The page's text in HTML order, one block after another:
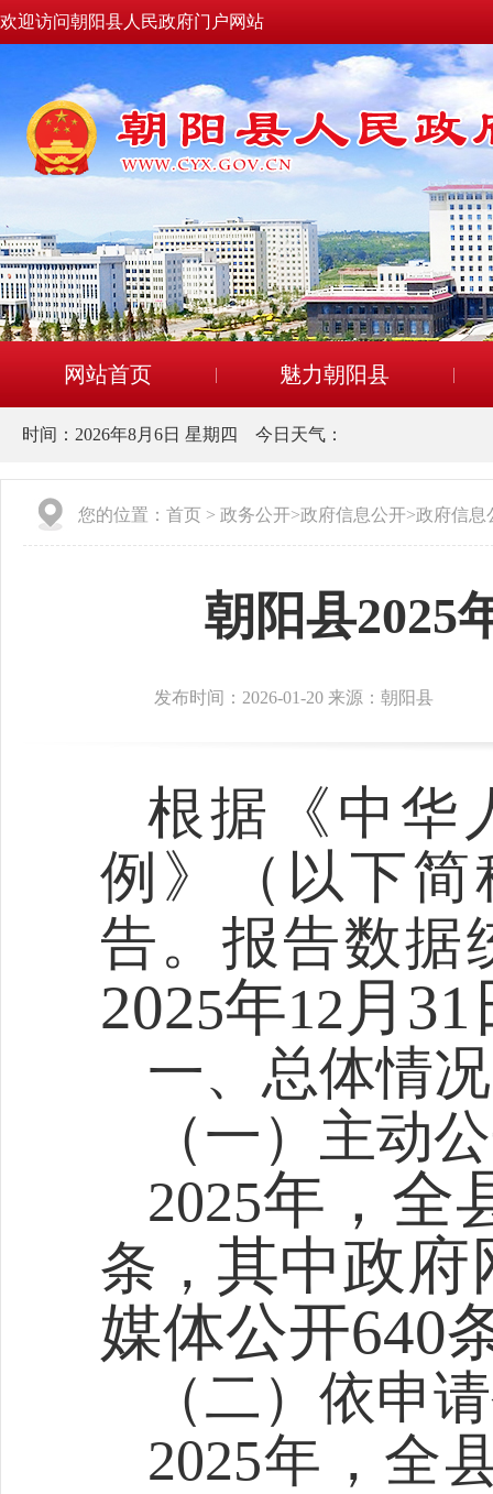
欢迎访问朝阳县人民政府门户网站
网站首页 魅力朝阳县
时间： 2026年8月6日 星期四 今日天气：
您的位置： 首页 > 政务公开>政府信息公开>政府信息
朝阳县2025
发布时间：2026-01-20 来源：朝阳县
根据《中华
例》（以下
告。报告数据
2025年12 月 31
一、总体情况
（一）主动
2025年，全
条 ， 其中政府
媒体公开640
（二）依申
2025年 ， 全